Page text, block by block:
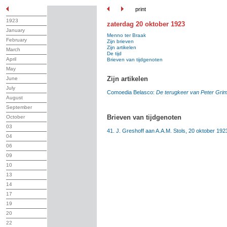
print
1923
January
February
March
April
May
June
July
August
September
October
03
04
06
09
10
13
14
17
19
20
22
zaterdag 20 oktober 1923
Menno ter Braak
Zijn brieven
Zijn artikelen
De tijd
Brieven van tijdgenoten
Zijn artikelen
Comoedia Belasco: De terugkeer van Peter
Brieven van tijdgenoten
41. J. Greshoff aan A.A.M. Stols, 20 oktober